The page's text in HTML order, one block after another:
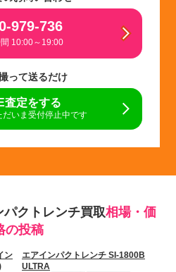
979-736
10:00～19:00
って送るだけ
査定をする
だいま受付停止中です
クトレンチ買取相場・価
の投稿
ン
エアインパクトレンチ SI-1800B
ULTRA